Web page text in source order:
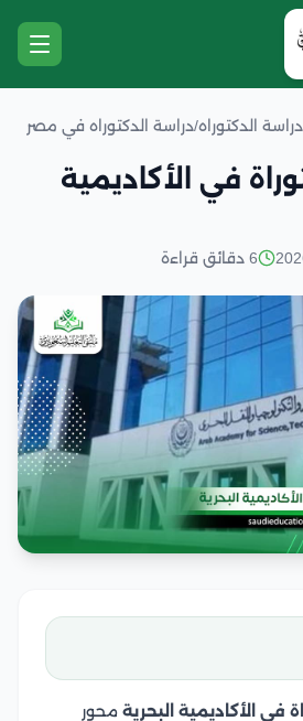
دراسة الدكتوراه/دراسة الدكتوراه في مصر
في الأكاديمية
6 دقائق قراءة
في الأكاديمية البحرية محور